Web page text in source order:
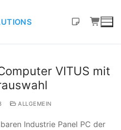
VITUS mit
ALLGEMEIN
Industrie Panel PC der